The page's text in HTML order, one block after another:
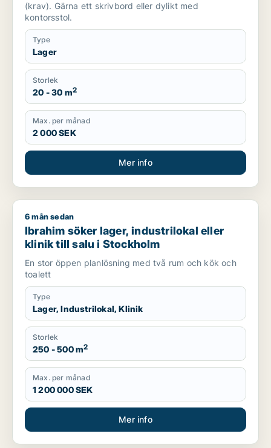
(krav). Gärna ett skrivbord eller dylikt med
kontorsstol.
Type
Lager
Storlek
20 - 30 m2
Max. per månad
2 000 SEK
Mer info
Ibrahim söker lager, industrilokal eller klinik till salu i
6 mån sedan
Ibrahim söker lager, industrilokal eller
klinik till salu i Stockholm
En stor öppen planlösning med två rum och kök och
toalett
Type
Lager, Industrilokal, Klinik
Storlek
250 - 500 m2
Max. per månad
1 200 000 SEK
Mer info